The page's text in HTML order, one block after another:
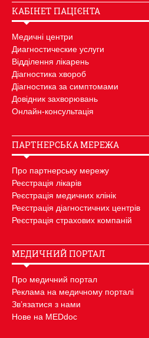
КАБІНЕТ ПАЦІЄНТА
Медичні центри
Диагностические услуги
Відділення лікарень
Діагностика хвороб
Діагностика за симптомами
Довідник захворювань
Онлайн-консультація
ПАРТНЕРСЬКА МЕРЕЖА
Про партнерську мережу
Реєстрація лікарів
Реєстрація медичних клінік
Реєстрація діагностичних центрів
Реєстрація страхових компаній
МЕДИЧНИЙ ПОРТАЛ
Про медичний портал
Реклама на медичному порталі
Зв’язатися з нами
Нове на MEDdoc